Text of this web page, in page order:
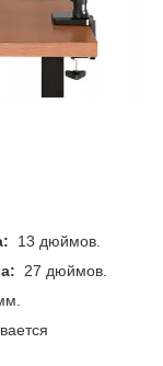
13 дюймов.
27 дюймов.